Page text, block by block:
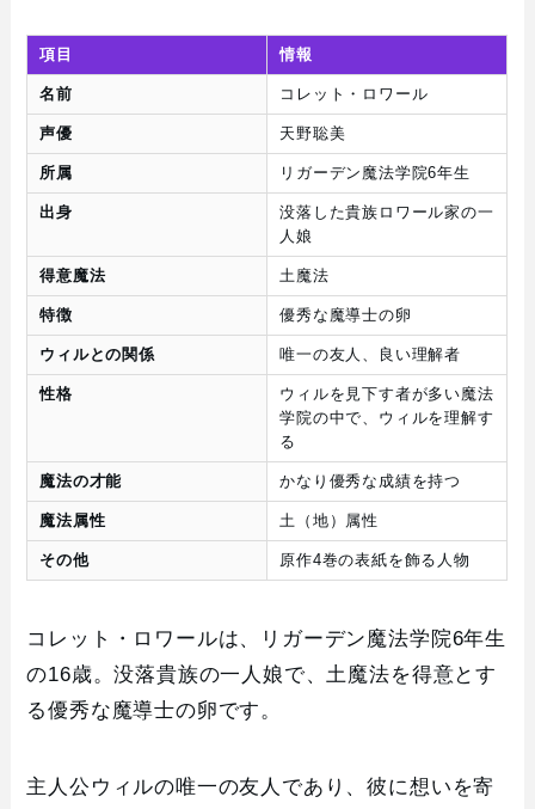
項目 情報
名前 コレット・ロワール
声優 天野聡美
所属 リガーデン魔法学院6年生
出身
没落した貴族ロワール家の一
人娘
得意魔法 土魔法
特徴 優秀な魔導士の卵
ウィルとの関係 唯一の友人、良い理解者
性格
ウィルを見下す者が多い魔法
学院の中で、ウィルを理解す
る
魔法の才能 かなり優秀な成績を持つ
魔法属性 土（地）属性
その他 原作4巻の表紙を飾る人物
コレット・ロワールは、リガーデン魔法学院6年生
の16歳。没落貴族の一人娘で、土魔法を得意とす
る優秀な魔導士の卵です。
主人公ウィルの唯一の友人であり、彼に想いを寄